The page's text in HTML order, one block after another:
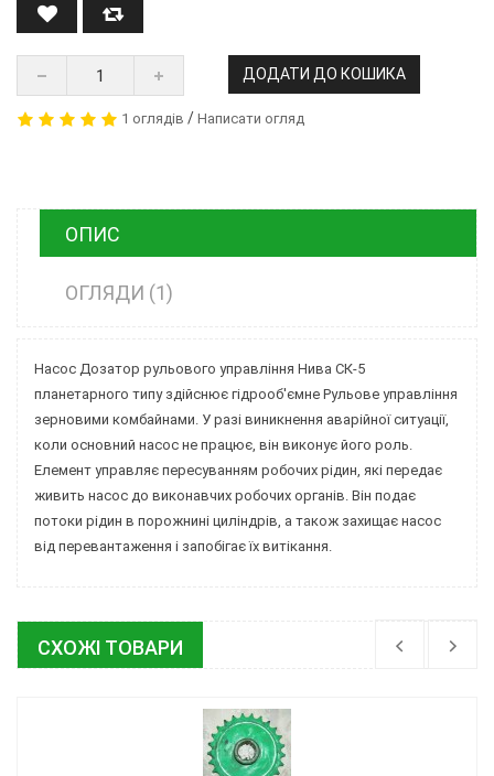
ДОДАТИ ДО КОШИКА
1 оглядів / Написати огляд
ОПИС
ОГЛЯДИ (1)
Насос Дозатор рульового управління Нива СК-5
планетарного типу здійснює гідрооб'ємне Рульове управління
зерновими комбайнами. У разі виникнення аварійної ситуації,
коли основний насос не працює, він виконує його роль.
Елемент управляє пересуванням робочих рідин, які передає
живить насос до виконавчих робочих органів. Він подає
потоки рідин в порожнині циліндрів, а також захищає насос
від перевантаження і запобігає їх витікання.
СХОЖІ ТОВАРИ